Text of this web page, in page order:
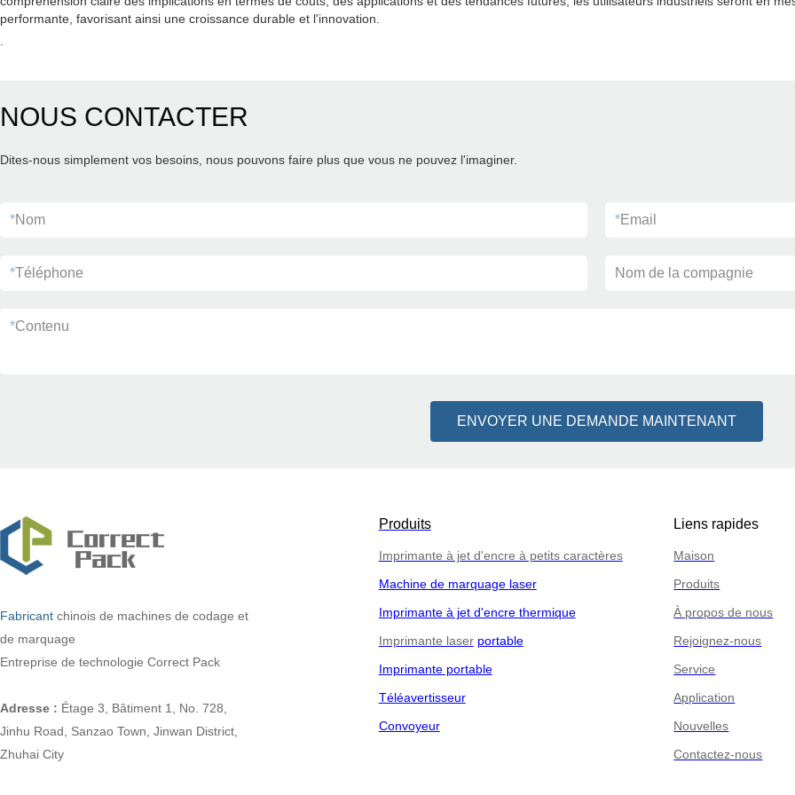
performante, favorisant ainsi une croissance durable et l'innovation.
NOUS CONTACTER
Dites-nous simplement vos besoins, nous pouvons faire plus que vous ne pouvez l'imaginer.
*Nom *Email
*Téléphone Nom de la compagnie
*Contenu
ENVOYER UNE DEMANDE MAINTENANT
Fabricant chinois de machines de codage et
de marquage
Entreprise de technologie Correct Pack
Adresse : Étage 3, Bâtiment 1, No. 728,
Jinhu Road, Sanzao Town, Jinwan District,
Zhuhai City
Produits
Imprimante à jet d'encre à petits caractères
Machine de marquage laser
Imprimante à jet d'encre thermique
Imprimante laser portable
Imprimante portable
Téléavertisseur
Convoyeur
Liens rapides
Maison
Produits
À propos de nous
Rejoignez-nous
Service
Application
Nouvelles
Contactez-nous